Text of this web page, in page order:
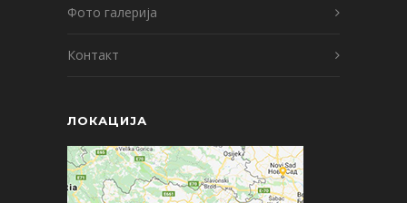
Фото галерија
Контакт
ЛОКАЦИЈА